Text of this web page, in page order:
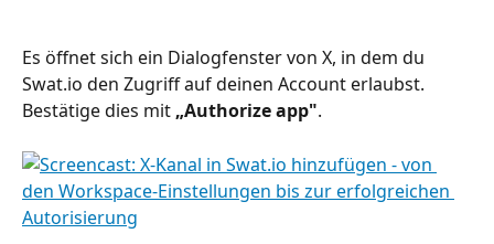
Es öffnet sich ein Dialogfenster von X, in dem du
Swat.io den Zugriff auf deinen Account erlaubst.
Bestätige dies mit „Authorize app".